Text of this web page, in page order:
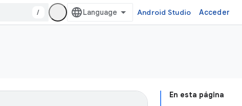
/ Android Studio Acceder
En esta página